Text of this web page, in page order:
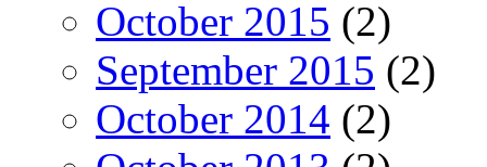
October 2015 (2)
September 2015 (2)
October 2014 (2)